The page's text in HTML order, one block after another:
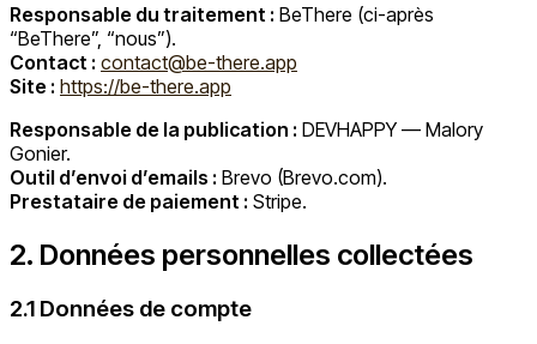
Responsable du traitement : BeThere (ci-après
“BeThere”, “nous”).
Contact : contact@be-there.app
Site : https://be-there.app
Responsable de la publication : DEVHAPPY — Malory
Gonier.
Outil d’envoi d’emails : Brevo (Brevo.com).
Prestataire de paiement : Stripe.
2. Données personnelles collectées
2.1 Données de compte